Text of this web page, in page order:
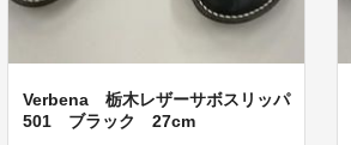
Verbena 栃木レザーサボスリッパ
501 ブラック 27cm